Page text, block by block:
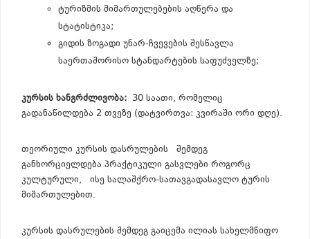
ტურიზმის მიმართულებების აღწერა და
სტატისტიკა;
გიდის ზოგადი უნარ-ჩვევების შესწავლა
საერთაშორისო სტანდარტების საფუძველზე;
კურსის ხანგრძლივობა: 30 საათი, რომელიც
გადანაწილდება 2 თვეზე (დატვირთვა: კვირაში ორი დღე).
თეორიული კურსის დასრულების შემდეგ
განხორციელდება პრაქტიკული გასვლები როგორც
კულტურული, ისე სალაშქრო-სათავგადასავლო ტურის
მიმართულებით.
კურსის დასრულების შემდეგ გაიცემა ილიას სახელმწიფო